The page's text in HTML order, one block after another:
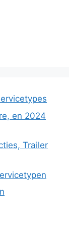
en 2024
Trailer